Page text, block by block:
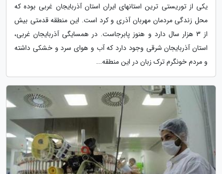
یکی از توریستی ترین استانهای ایران استان آذربایجان غربی بوده که
محل زندگی مردمان مهربان آذری و کرد است. این منطقه قدمتی بیش
از 3 هزار سال دارد و هنوز پابرجاست. در همسایگی آذربایجان غربی،
استان آذربایجان شرقی وجود دارد که آب و هوای سرد و خشکی داشته
و مردم خونگرم ترک زبان در این منطقه...